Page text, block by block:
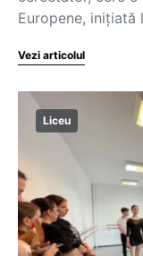
Europene, inițiată
Vezi articolul
Liceu